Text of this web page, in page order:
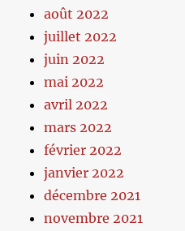
août 2022
juillet 2022
juin 2022
mai 2022
avril 2022
mars 2022
février 2022
janvier 2022
décembre 2021
novembre 2021